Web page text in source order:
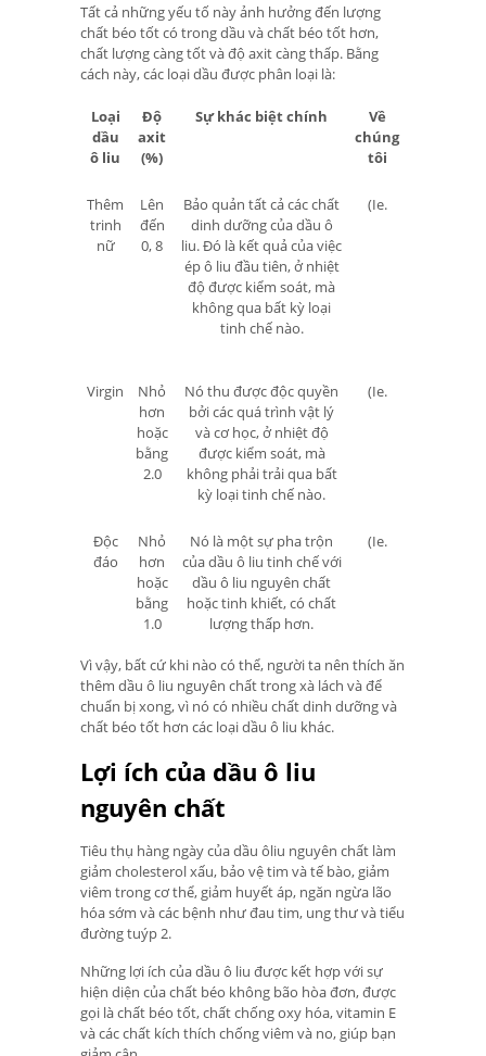
Tất cả những yếu tố này ảnh hưởng đến lượng
chất béo tốt có trong dầu và chất béo tốt hơn,
chất lượng càng tốt và độ axit càng thấp. Bằng
cách này, các loại dầu được phân loại là:
Loại
dầu
ô liu
Độ
axit
(%)
Sự khác biệt chính
Về
chúng
tôi
Thêm
trinh
nữ
Lên
đến
0, 8
Bảo quản tất cả các chất
dinh dưỡng của dầu ô
liu. Đó là kết quả của việc
ép ô liu đầu tiên, ở nhiệt
độ được kiểm soát, mà
không qua bất kỳ loại
tinh chế nào.
(Ie.
Virgin
Nhỏ
hơn
hoặc
bằng
2.0
Nó thu được độc quyền
bởi các quá trình vật lý
và cơ học, ở nhiệt độ
được kiểm soát, mà
không phải trải qua bất
kỳ loại tinh chế nào.
(Ie.
Độc
đáo
Nhỏ
hơn
hoặc
bằng
1.0
Nó là một sự pha trộn
của dầu ô liu tinh chế với
dầu ô liu nguyên chất
hoặc tinh khiết, có chất
lượng thấp hơn.
(Ie.
Vì vậy, bất cứ khi nào có thể, người ta nên thích ăn
thêm dầu ô liu nguyên chất trong xà lách và để
chuẩn bị xong, vì nó có nhiều chất dinh dưỡng và
chất béo tốt hơn các loại dầu ô liu khác.
Lợi ích của dầu ô liu
nguyên chất
Tiêu thụ hàng ngày của dầu ôliu nguyên chất làm
giảm cholesterol xấu, bảo vệ tim và tế bào, giảm
viêm trong cơ thể, giảm huyết áp, ngăn ngừa lão
hóa sớm và các bệnh như đau tim, ung thư và tiểu
đường tuýp 2.
Những lợi ích của dầu ô liu được kết hợp với sự
hiện diện của chất béo không bão hòa đơn, được
gọi là chất béo tốt, chất chống oxy hóa, vitamin E
và các chất kích thích chống viêm và no, giúp bạn